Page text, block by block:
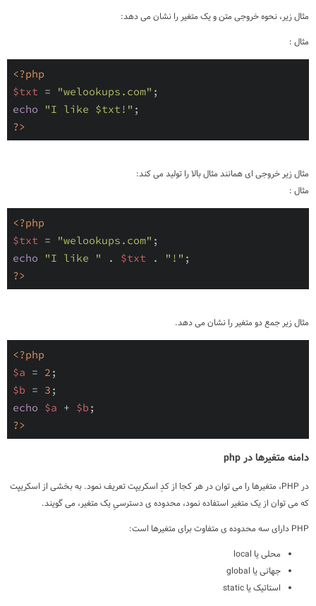
مثال زیر، نحوه خروجی متن و یک متغیر را نشان می دهد:
مثال :
<?php
$txt = "welookups.com"
echo
"I like $txt!"
?>
مثال زیر خروجی ای همانند مثال بالا را تولید می کند:
مثال :
<?php
$txt = "welookups.com"
echo
"I like " . $txt . "!"
?>
مثال زیر جمع دو متغیر را نشان می دهد.
<?php
$a = 2
$b = 3
echo $a + $b
?>
دامنه متغیرها در php
در PHP، متغیرها را می توان در هر کجا از کدِ اسکریپت تعریف نمود. به بخشی از اسکریپت
که می توان از یک متغیر استفاده نمود، محدوده ی دسترسیِ یک متغیر، می گویند.
PHP دارای سه محدوده ی متفاوت برای متغیرها است:
محلی یا local
جهانی یا global
استاتیک یا static